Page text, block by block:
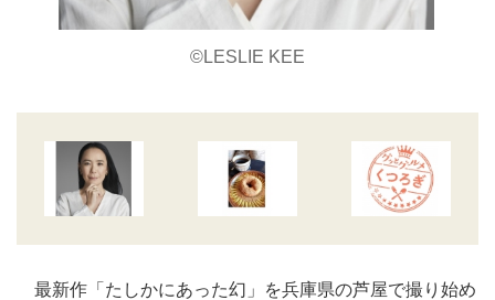
©LESLIE KEE
最新作「たしかにあった幻」を兵庫県の芦屋で撮り始め